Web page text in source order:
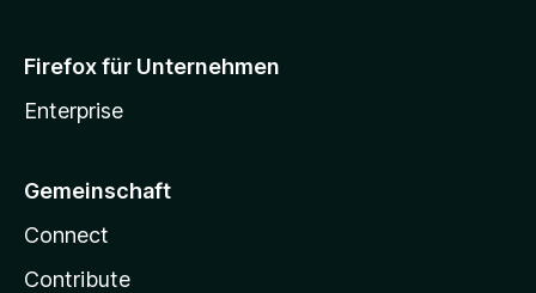
Firefox für Unternehmen
Enterprise
Gemeinschaft
Connect
Contribute